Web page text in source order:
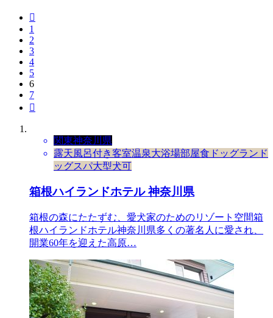

1
2
3
4
5
6
7

関東神奈川県
露天風呂付き客室温泉大浴場部屋食 ドッグラン ド
ッグスパ大型犬可
箱根ハイランドホテル 神奈川県
箱根の森にたたずむ、愛犬家のためのリゾート空間箱
根ハイランドホテル神奈川県多くの著名人に愛され、
開業60年を迎えた高原…